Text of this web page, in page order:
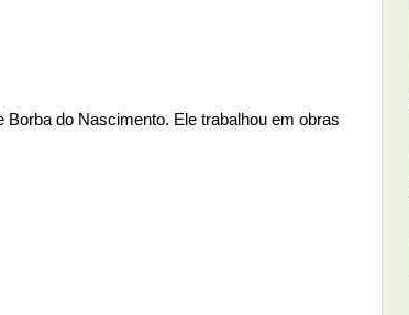
do Nascimento. Ele trabalhou em obras